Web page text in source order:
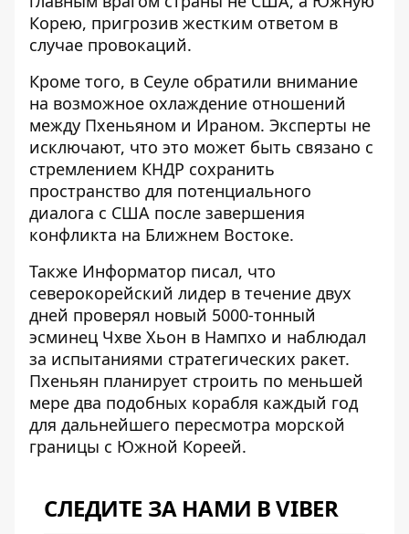
Корею, пригрозив жестким ответом в
случае провокаций.
Кроме того, в Сеуле обратили внимание
на возможное охлаждение отношений
между Пхеньяном и Ираном. Эксперты не
исключают, что это может быть связано с
стремлением КНДР сохранить
пространство для потенциального
диалога с США после завершения
конфликта на Ближнем Востоке.
Также Информатор писал, что
северокорейский лидер в течение двух
дней проверял новый 5000-тонный
эсминец Чхве Хьон в Нампхо и наблюдал
за испытаниями стратегических ракет.
Пхеньян планирует строить по меньшей
мере два подобных корабля каждый год
для дальнейшего пересмотра морской
границы с Южной Кореей.
СЛЕДИТЕ ЗА НАМИ В VIBER